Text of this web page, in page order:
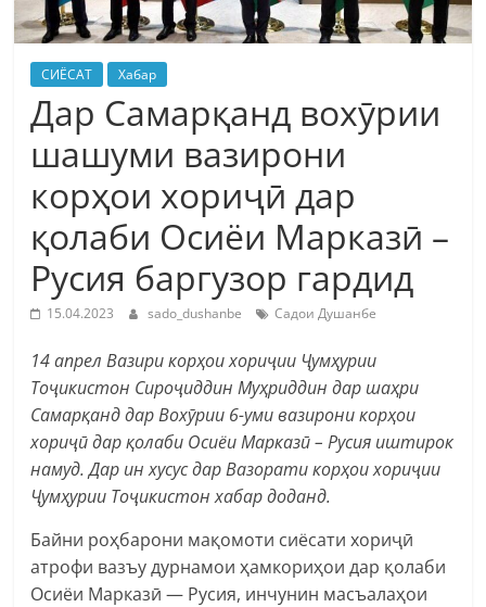
СИЁСАТ Хабар
Дар Самарқанд вохӯрии
шашуми вазирони
корҳои хориҷӣ дар
қолаби Осиёи Марказӣ –
Русия баргузор гардид
15.04.2023 sado_dushanbe Садои Душанбе
14 апрел Вазири корҳои хориҷии Ҷумҳурии
Тоҷикистон Сироҷиддин Муҳриддин дар шаҳри
Самарқанд дар Вохӯрии 6-уми вазирони корҳои
хориҷӣ дар қолаби Осиёи Марказӣ – Русия иштирок
намуд. Дар ин хусус дар Вазорати корҳои хориҷии
Ҷумҳурии Тоҷикистон хабар доданд.
Байни роҳбарони мақомоти сиёсати хориҷӣ
атрофи вазъу дурнамои ҳамкориҳои дар қолаби
Осиёи Марказӣ — Русия, инчунин масъалаҳои